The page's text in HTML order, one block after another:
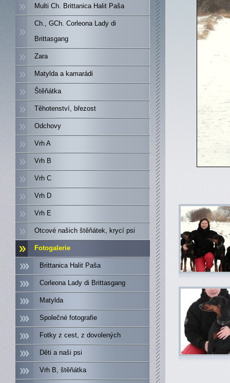
Multi Ch. Brittanica Halit Paša
Ch., GCh. Corleona Lady di
Brittasgang
Zara
Matylda a kamarádi
Štěňátka
Těhotenství, březost
Odchovy
Vrh A
Vrh B
Vrh C
Vrh D
Vrh E
Otcové našich štěňátek, krycí psi
Fotogalerie
Brittanica Halit Paša
Corleona Lady di Brittasgang
Matylda
Společné fotografie
Fotky z cest, z dovolených
Děti a naši psi
Vrh B, štěňátka